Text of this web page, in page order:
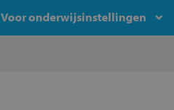
Voor onderwijsinstellingen